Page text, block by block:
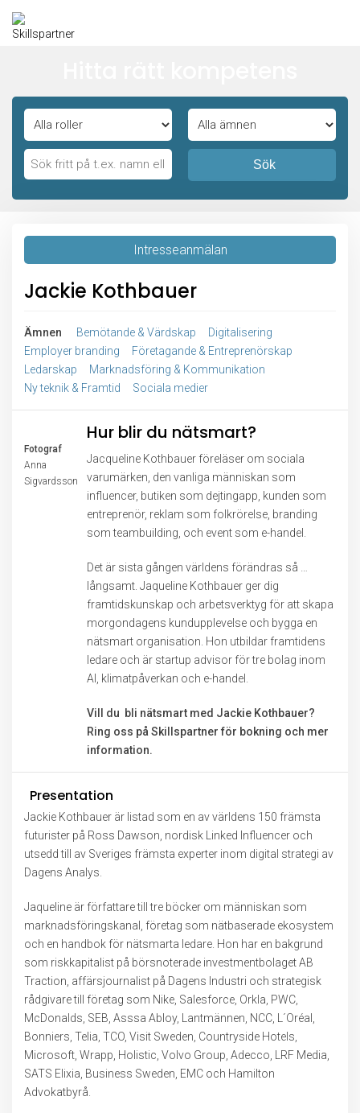
Sök
Intresseanmälan
Jackie Kothbauer
Ämnen Bemötande & Värdskap
Digitalisering
Employer branding
Företagande & Entreprenörskap
Ledarskap
Marknadsföring & Kommunikation
Ny teknik & Framtid
Sociala medier
Fotograf
Anna
Sigvardsson
Hur blir du nätsmart?
Jacqueline Kothbauer föreläser om sociala
varumärken, den vanliga människan som
influencer, butiken som dejtingapp, kunden som
entreprenör, reklam som folkrörelse, branding
som teambuilding, och event som e-handel.
Det är sista gången världens förändras så …
långsamt. Jaqueline Kothbauer ger dig
framtidskunskap och arbetsverktyg för att skapa
morgondagens kundupplevelse och bygga en
nätsmart organisation. Hon utbildar framtidens
ledare och är startup advisor för tre bolag inom
AI, klimatpåverkan och e-handel.
Vill du bli nätsmart med Jackie Kothbauer?
Ring oss på Skillspartner för bokning och mer
information.
Presentation
Jackie Kothbauer är listad som en av världens 150 främsta
futurister på Ross Dawson, nordisk Linked Influencer och
utsedd till av Sveriges främsta experter inom digital strategi av
Dagens Analys.
Jaqueline är författare till tre böcker om människan som
marknadsföringskanal, företag som nätbaserade ekosystem
och en handbok för nätsmarta ledare. Hon har en bakgrund
som riskkapitalist på börsnoterade investmentbolaget AB
Traction, affärsjournalist på Dagens Industri och strategisk
rådgivare till företag som Nike, Salesforce, Orkla, PWC,
McDonalds, SEB, Asssa Abloy, Lantmännen, NCC, L´Oréal,
Bonniers, Telia, TCO, Visit Sweden, Countryside Hotels,
Microsoft, Wrapp, Holistic, Volvo Group, Adecco, LRF Media,
SATS Elixia, Business Sweden, EMC och Hamilton
Advokatbyrå.